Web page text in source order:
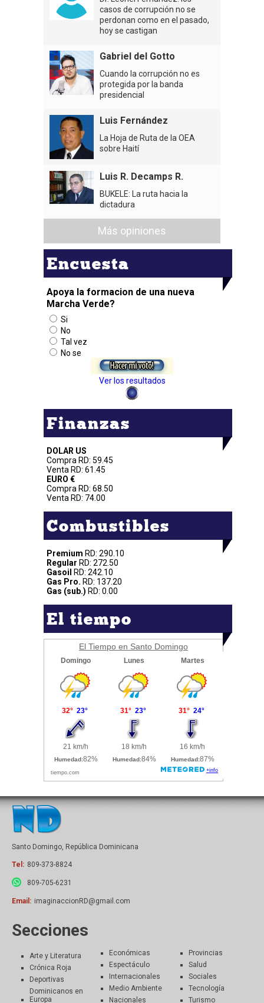
casos de corrupción no se
perdonan como en el pasado,
hoy se castigan
Gabriel del Gotto
Cuando la corrupción no es
protegida por la banda
presidencial
Luis Fernández
La Hoja de Ruta de la OEA
sobre Haití
Luis R. Decamps R.
BUKELE: La ruta hacia la
dictadura
Más opiniones
Encuesta
Apoya la formacion de una nueva
Marcha Verde?
Si
No
Tal vez
No se
Ver los resultados
Finanzas
DOLAR US
Compra RD: 59.45
Venta RD: 61.45
EURO €
Compra RD: 68.50
Venta RD: 74.00
Combustibles
Premium RD: 290.10
Regular RD: 272.50
Gasoil
RD: 242.10
Gas Pro. RD: 137.20
Gas (sub.) RD: 0.00
El tiempo
El Tiempo en Santo Domingo
Santo Domingo, República Dominicana
Tel: 809-373-8824
809-705-6231
Email: imaginaccionRD@gmail.com
Secciones
Arte y Literatura
Crónica Roja
Deportivas
Dominicanos en
Europa
Económicas
Espectáculo
Internacionales
Medio Ambiente
Nacionales
Provincias
Salud
Sociales
Tecnología
Turismo